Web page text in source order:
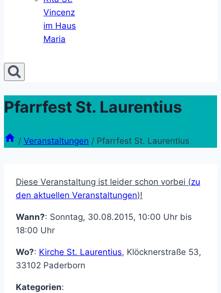
Vincenz
im Haus
Maria
Pfarrfest St. Laurentius
/ Veranstaltungen / Pfarrfest St. Laurentius
Diese Veranstaltung ist leider schon vorbei (zu
den aktuellen Veranstaltungen)!
Wann?: Sonntag, 30.08.2015, 10:00 Uhr bis
18:00 Uhr
Wo?: Kirche St. Laurentius, Klöcknerstraße 53,
33102 Paderborn
Kategorien: